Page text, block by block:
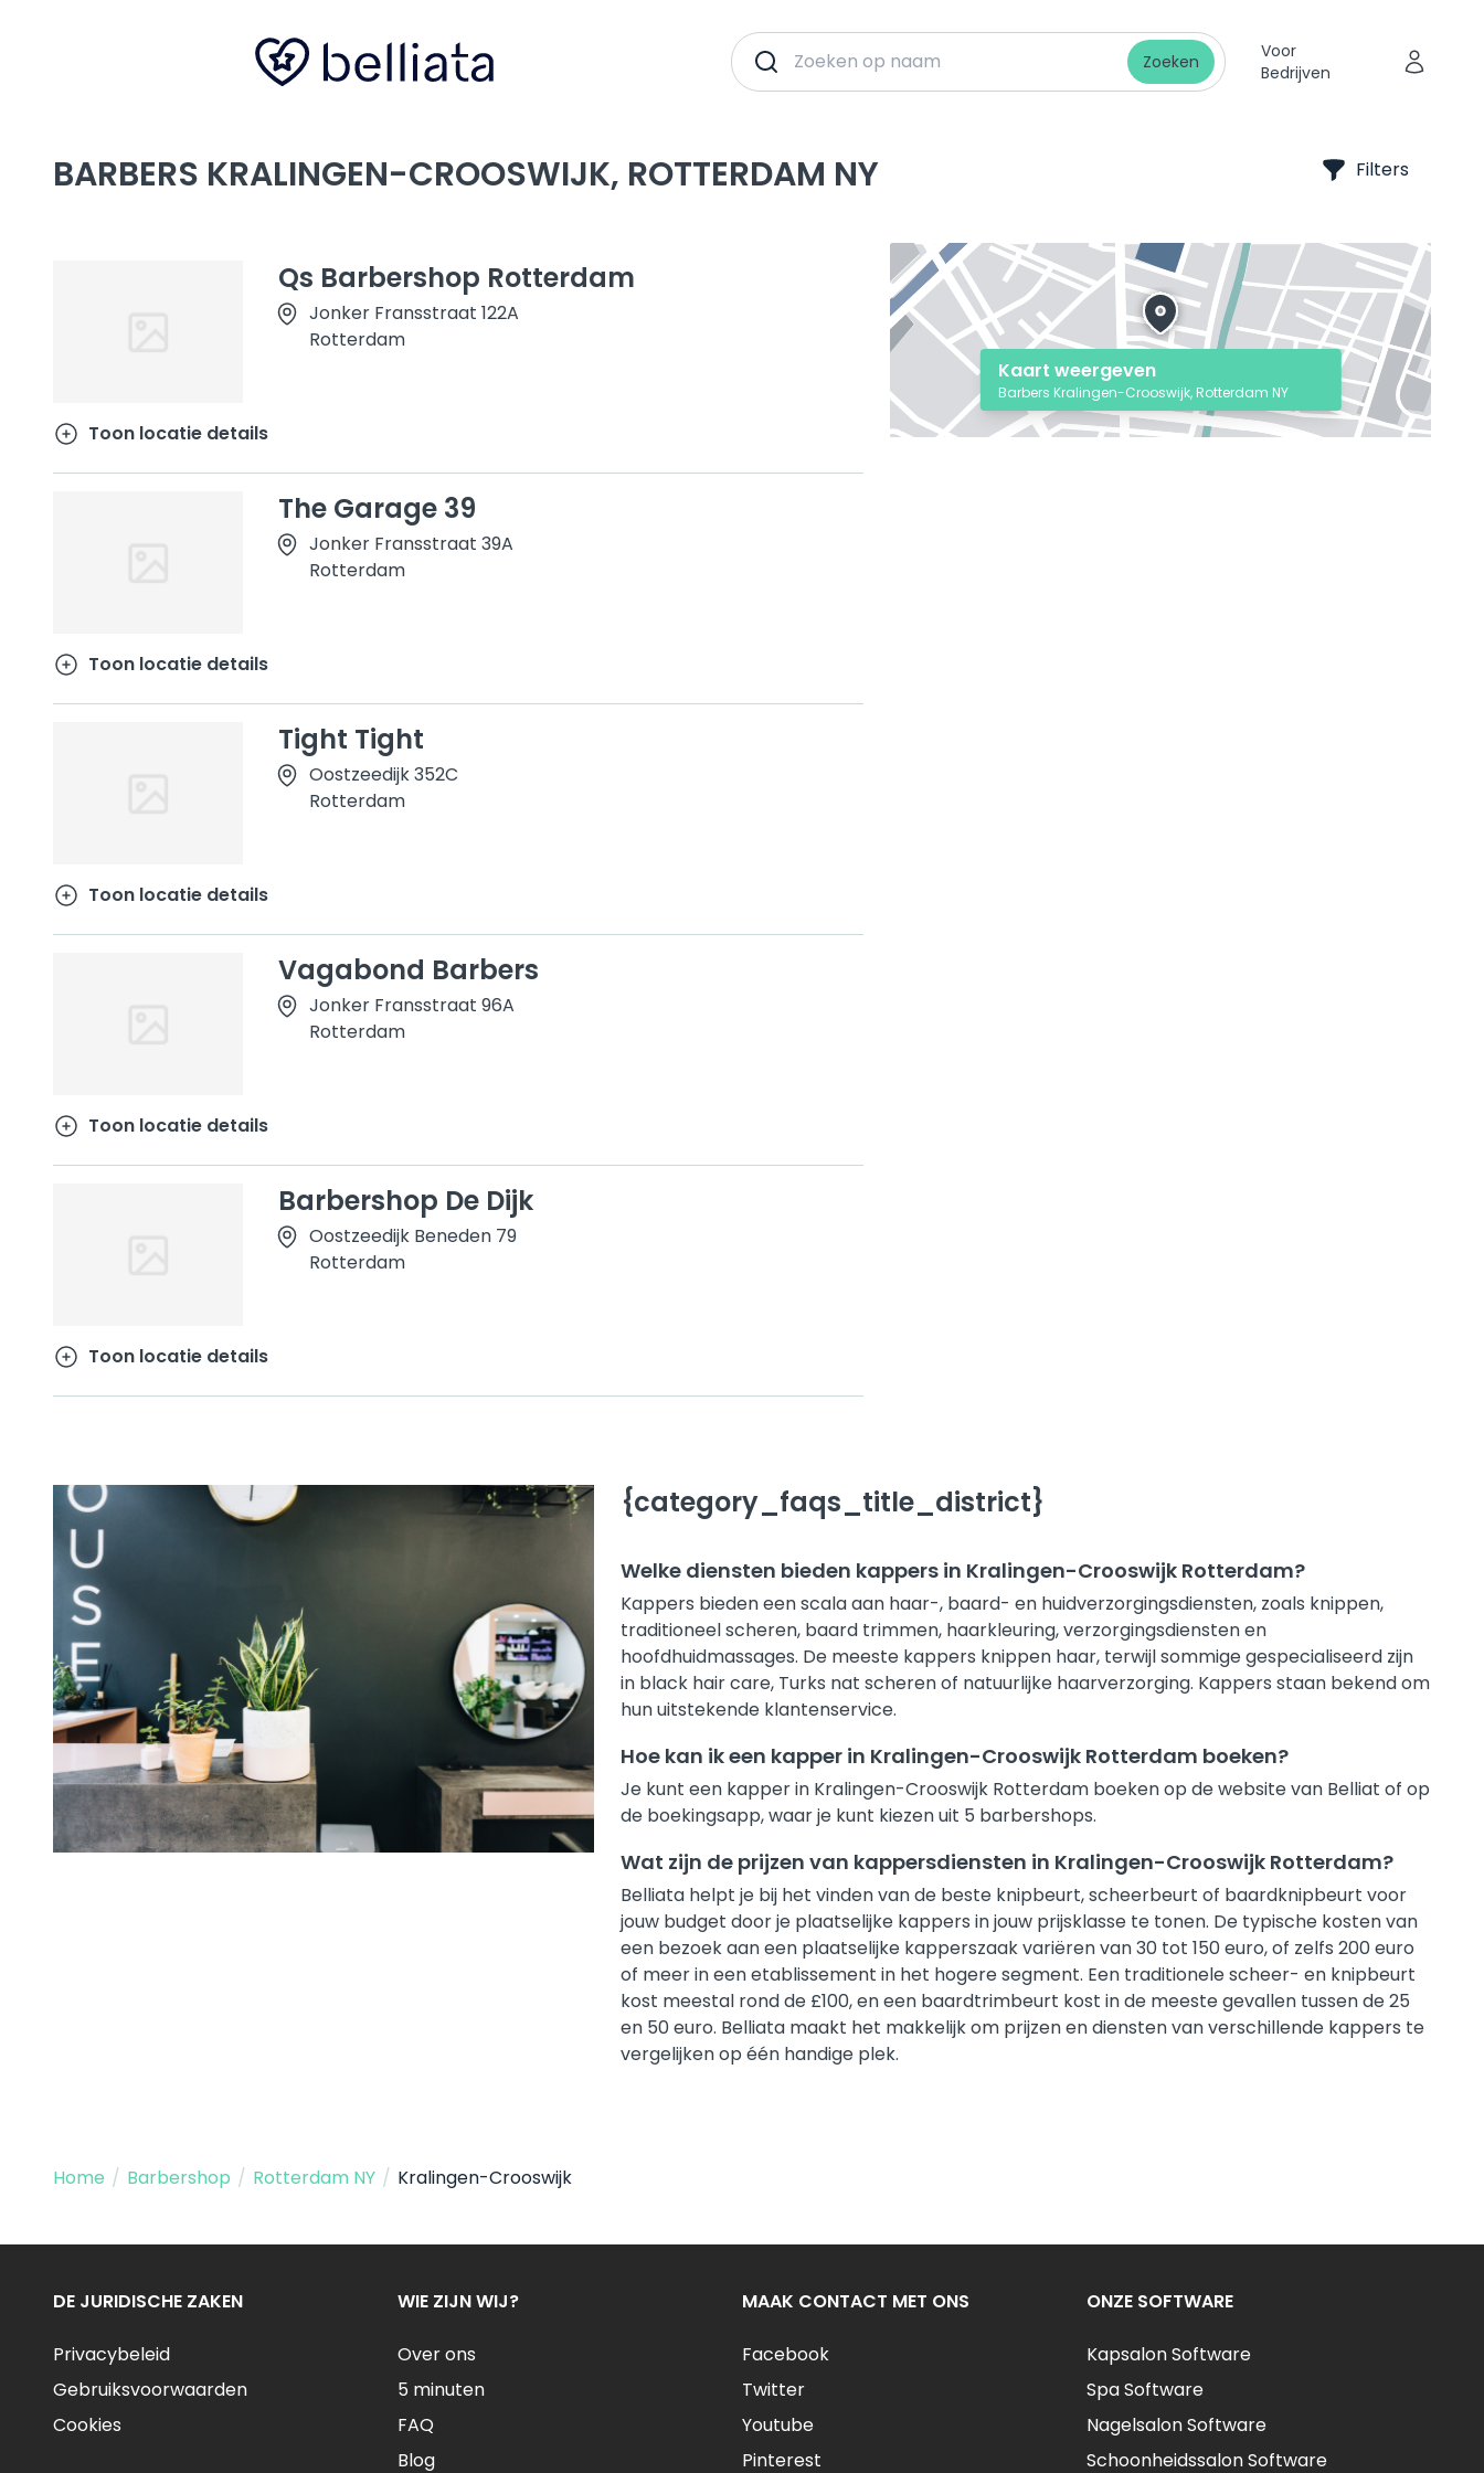
Zoeken
Voor
Bedrijven
BARBERS KRALINGEN-CROOSWIJK, ROTTERDAM NY Filters
Qs Barbershop Rotterdam
Jonker Fransstraat 122A
Rotterdam
Toon locatie details
The Garage 39
Jonker Fransstraat 39A
Rotterdam
Toon locatie details
Tight Tight
Oostzeedijk 352C
Rotterdam
Toon locatie details
Vagabond Barbers
Jonker Fransstraat 96A
Rotterdam
Toon locatie details
Barbershop De Dijk
Oostzeedijk Beneden 79
Rotterdam
Toon locatie details
Kaart weergeven
Barbers Kralingen-Crooswijk, Rotterdam NY
{category_faqs_title_district}
Welke diensten bieden kappers in Kralingen-Crooswijk Rotterdam?
Kappers bieden een scala aan haar-, baard- en huidverzorgingsdiensten, zoals knippen,
traditioneel scheren, baard trimmen, haarkleuring, verzorgingsdiensten en
hoofdhuidmassages. De meeste kappers knippen haar, terwijl sommige gespecialiseerd zijn
in black hair care, Turks nat scheren of natuurlijke haarverzorging. Kappers staan bekend om
hun uitstekende klantenservice.
Hoe kan ik een kapper in Kralingen-Crooswijk Rotterdam boeken?
Je kunt een kapper in Kralingen-Crooswijk Rotterdam boeken op de website van Belliat of op
de boekingsapp, waar je kunt kiezen uit 5 barbershops.
Wat zijn de prijzen van kappersdiensten in Kralingen-Crooswijk Rotterdam?
Belliata helpt je bij het vinden van de beste knipbeurt, scheerbeurt of baardknipbeurt voor
jouw budget door je plaatselijke kappers in jouw prijsklasse te tonen. De typische kosten van
een bezoek aan een plaatselijke kapperszaak variëren van 30 tot 150 euro, of zelfs 200 euro
of meer in een etablissement in het hogere segment. Een traditionele scheer- en knipbeurt
kost meestal rond de £100, en een baardtrimbeurt kost in de meeste gevallen tussen de 25
en 50 euro. Belliata maakt het makkelijk om prijzen en diensten van verschillende kappers te
vergelijken op één handige plek.
Home / Barbershop / Rotterdam NY / Kralingen-Crooswijk
DE JURIDISCHE ZAKEN
Privacybeleid
Gebruiksvoorwaarden
Cookies
WIE ZIJN WIJ?
Over ons
5 minuten
FAQ
Blog
MAAK CONTACT MET ONS
Facebook
Twitter
Youtube
Pinterest
ONZE SOFTWARE
Kapsalon Software
Spa Software
Nagelsalon Software
Schoonheidssalon Software